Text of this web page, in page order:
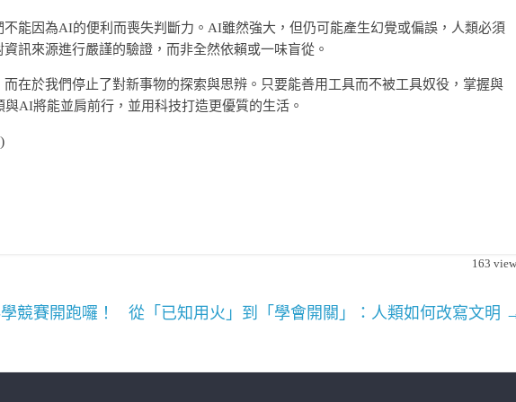
能因為AI的便利而喪失判斷力。AI雖然強大，但仍可能產生幻覺或偏誤，人類必須
訊來源進行嚴謹的驗證，而非全然依賴或一味盲從。
在於我們停止了對新事物的探索與思辨。只要能善用工具而不被工具奴役，掌握與
AI將能並肩前行，並用科技打造更優質的生活。
163
競賽開跑囉！ 從「已知用火」到「學會開關」：人類如何改寫文明